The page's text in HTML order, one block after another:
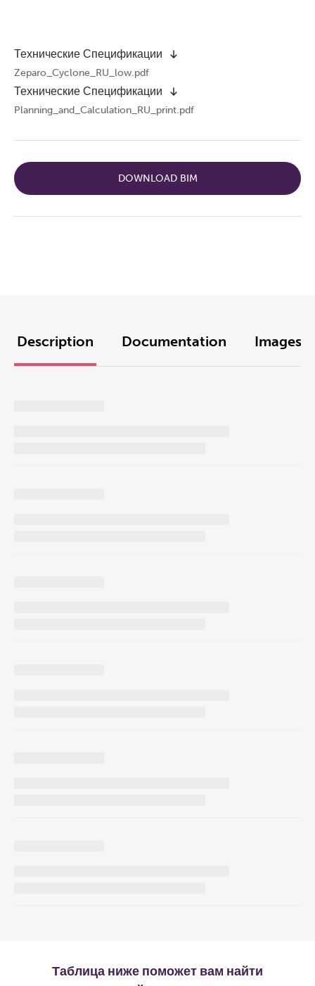
Технические Спецификации
Zeparo_Cyclone_RU_low.pdf
Технические Спецификации
Planning_and_Calculation_RU_print.pdf
DOWNLOAD BIM
Description Documentation Images
Таблица ниже поможет вам найти